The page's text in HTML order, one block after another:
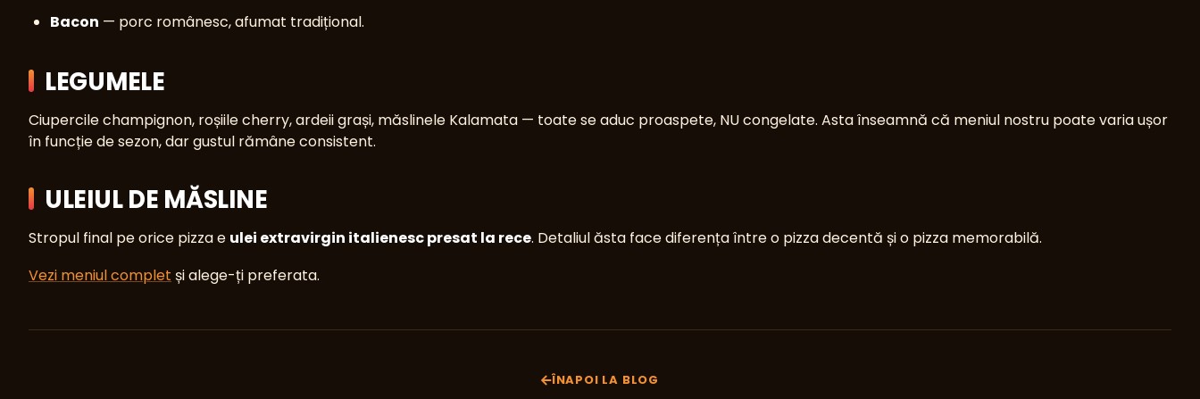
Bacon — porc românesc, afumat tradițional.
LEGUMELE
Ciupercile champignon, roșiile cherry, ardeii grași, măslinele Kalamata — toate se aduc proaspete, NU congelate. Asta înseamnă că meniul nostru poate varia ușor
în funcție de sezon, dar gustul rămâne consistent.
ULEIUL DE MĂSLINE
Stropul final pe orice pizza e ulei extravirgin italienesc presat la rece. Detaliul ăsta face diferența între o pizza decentă și o pizza memorabilă.
Vezi meniul complet și alege-ți preferata.
ÎNAPOI LA BLOG